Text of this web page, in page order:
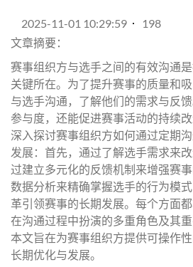
2025-11-01 10:29:59
198
文章摘要：
赛事组织方与选手之间的有效沟通
关键所在。为了提升赛事的质量和
与选手沟通，了解他们的需求与反
参与度，还能促进赛事活动的持续
深入探讨赛事组织方如何通过定期
发展：首先，通过了解选手需求来
过建立多元化的反馈机制来增强赛
数据分析来精确掌握选手的行为模
革引领赛事的长期发展。每个方面
在沟通过程中扮演的多重角色及其重
本文旨在为赛事组织方提供可操作
长期优化与发展。